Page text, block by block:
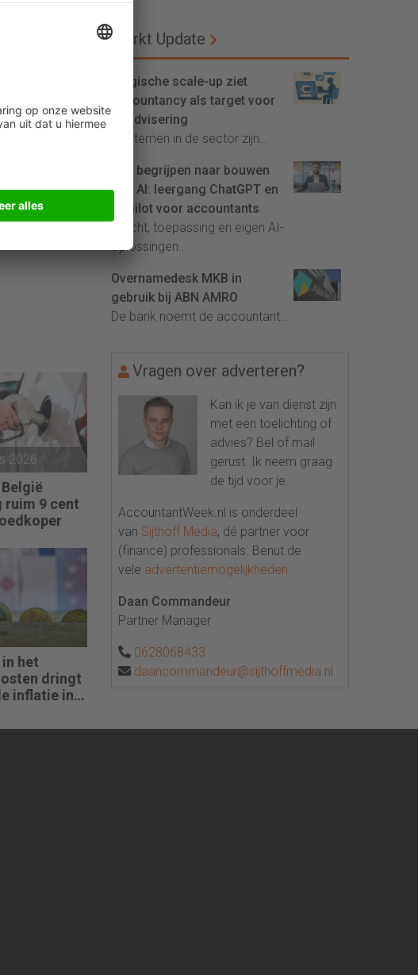
2026
ruim 9 cent
het
dringt
inflatie in
Markt Update
Belgische scale-up ziet
accountancy als target voor
AI-advisering
'Systemen in de sector zijn...
Van begrijpen naar bouwen
met AI: leergang ChatGPT en
Copilot voor accountants
Inzicht, toepassing en eigen AI-
oplossingen...
Overnamedesk MKB in
gebruik bij ABN AMRO
De bank noemt de accountant...
Vragen over adverteren?
Kan ik je van dienst zijn
met een toelichting of
advies? Bel of mail
gerust. Ik neem graag
de tijd voor je.
AccountantWeek.nl is onderdeel
van Sijthoff Media, dé partner voor
(finance) professionals. Benut de
vele advertentiemogelijkheden.
Daan Commandeur
Partner Manager
0628068433
daancommandeur@sijthoffmedia.nl